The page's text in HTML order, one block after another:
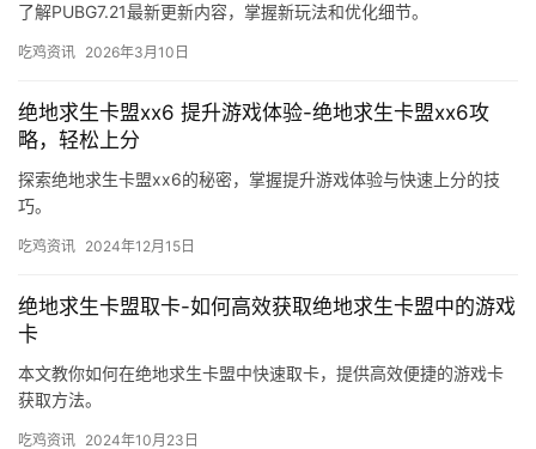
了解PUBG7.21最新更新内容，掌握新玩法和优化细节。
吃鸡资讯 2026年3月10日
绝地求生卡盟xx6 提升游戏体验-绝地求生卡盟xx6攻
略，轻松上分
探索绝地求生卡盟xx6的秘密，掌握提升游戏体验与快速上分的技
巧。
吃鸡资讯 2024年12月15日
绝地求生卡盟取卡-如何高效获取绝地求生卡盟中的游戏
卡
本文教你如何在绝地求生卡盟中快速取卡，提供高效便捷的游戏卡
获取方法。
吃鸡资讯 2024年10月23日